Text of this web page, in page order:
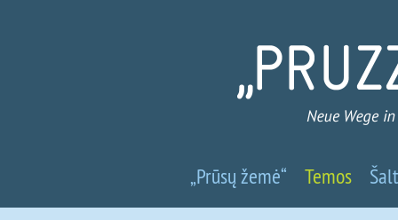
žemė
„Prūsų žemė“ Temos